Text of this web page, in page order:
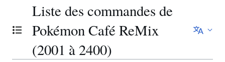
Basculer la table des matières
Liste des commandes de
Pokémon Café ReMix
(2001 à 2400)